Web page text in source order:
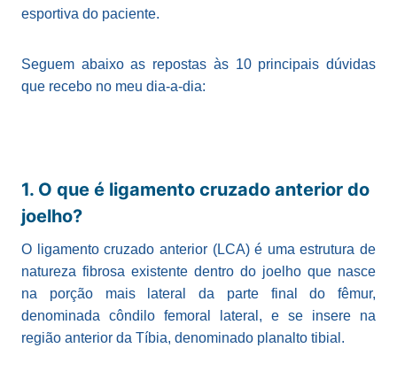
esportiva do paciente.
Seguem abaixo as repostas às 10 principais dúvidas
que recebo no meu dia-a-dia:
1. O que é ligamento cruzado anterior do
joelho?
O ligamento cruzado anterior (LCA) é uma estrutura de
natureza fibrosa existente dentro do joelho que nasce
na porção mais lateral da parte final do fêmur,
denominada côndilo femoral lateral, e se insere na
região anterior da Tíbia, denominado planalto tibial.